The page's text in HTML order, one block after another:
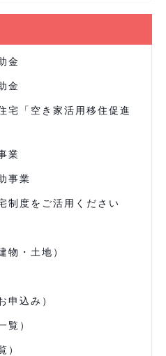
金
金
宅「空き家活用移住促進
業
事業
制度をご活用ください
物・土地）
申込み）
覧）
）